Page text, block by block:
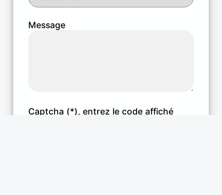
Message
Captcha (*), entrez le code affiché